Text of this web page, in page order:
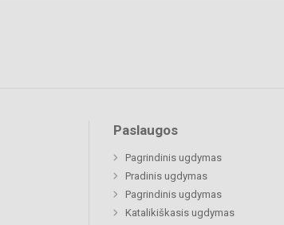
Paslaugos
Pagrindinis ugdymas
Pradinis ugdymas
Pagrindinis ugdymas
Katalikiškasis ugdymas